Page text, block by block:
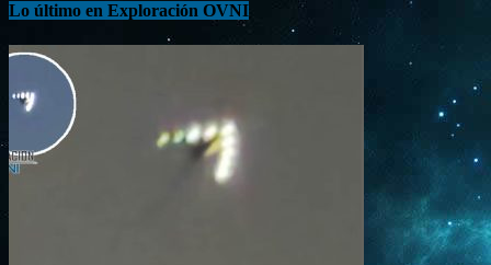
Lo último en Exploración OVNI